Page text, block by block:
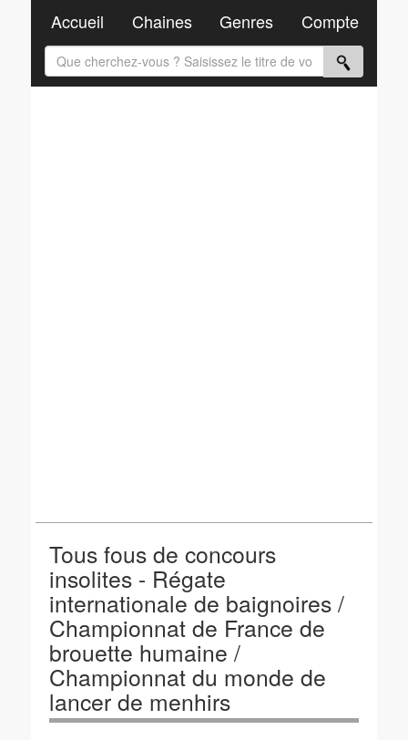
Tous fous de concours
insolites - Régate
internationale de baignoires /
Championnat de France de
brouette humaine /
Championnat du monde de
lancer de menhirs
Accueil Chaines Genres Compte